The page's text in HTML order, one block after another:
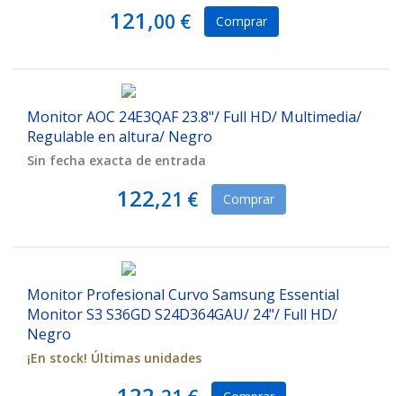
121,00 € Comprar
Monitor AOC 24E3QAF 23.8"/ Full HD/ Multimedia/
Regulable en altura/ Negro
Sin fecha exacta de entrada
122,21 € Comprar
Monitor Profesional Curvo Samsung Essential
Monitor S3 S36GD S24D364GAU/ 24"/ Full HD/
Negro
¡En stock! Últimas unidades